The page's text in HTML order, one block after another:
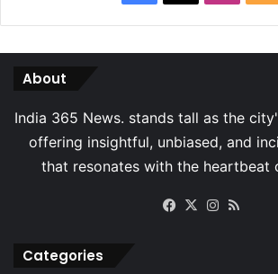
About
Facebook
X Instagram
Categories